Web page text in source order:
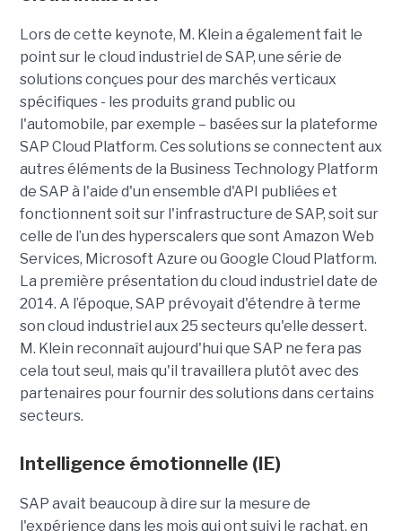
Lors de cette keynote, M. Klein a également fait le
point sur le cloud industriel de SAP, une série de
solutions conçues pour des marchés verticaux
spécifiques - les produits grand public ou
l'automobile, par exemple – basées sur la plateforme
SAP Cloud Platform. Ces solutions se connectent aux
autres éléments de la Business Technology Platform
de SAP à l'aide d'un ensemble d'API publiées et
fonctionnent soit sur l'infrastructure de SAP, soit sur
celle de l’un des hyperscalers que sont Amazon Web
Services, Microsoft Azure ou Google Cloud Platform.
La première présentation du cloud industriel date de
2014. A l’époque, SAP prévoyait d'étendre à terme
son cloud industriel aux 25 secteurs qu'elle dessert.
M. Klein reconnaît aujourd'hui que SAP ne fera pas
cela tout seul, mais qu'il travaillera plutôt avec des
partenaires pour fournir des solutions dans certains
secteurs.
Intelligence émotionnelle (IE)
SAP avait beaucoup à dire sur la mesure de
l'expérience dans les mois qui ont suivi le rachat, en